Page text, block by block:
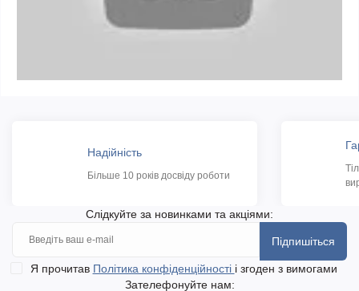
Надійність
Більше 10 років досвіду роботи
Слідкуйте за новинками та акціями:
Підпишіться
Я прочитав Політика конфіденційності і згоден з вимогами
Зателефонуйте нам: